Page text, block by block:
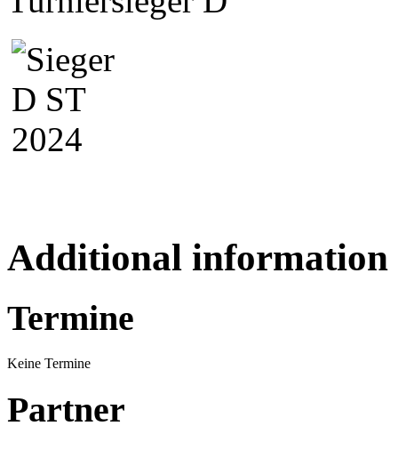
Additional information
Termine
Keine Termine
Partner